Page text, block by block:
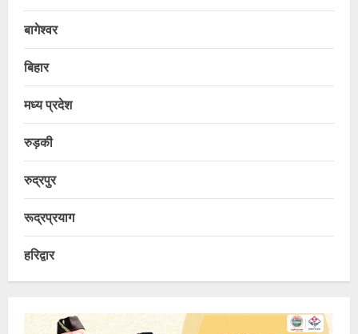
बागेश्वर
बिहार
मध्य प्रदेश
रुड़की
रुद्रपुर
रूद्रप्रयाग
हरिद्वार